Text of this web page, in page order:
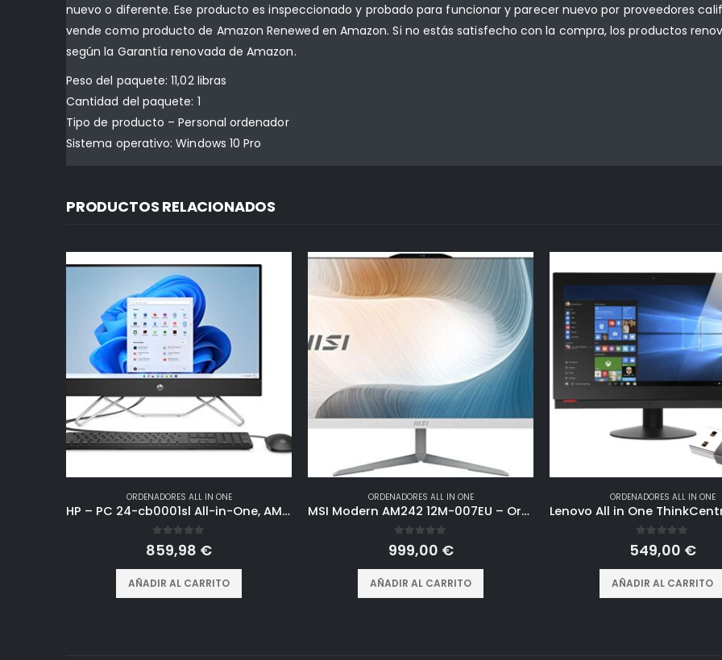
nuevo o diferente. Ese producto es inspeccionado y probado para funcionar y parecer nuevo por proveedores
vende como producto de Amazon Renewed en Amazon. Si no estás satisfecho con la compra, los productos
según la Garantía renovada de Amazon.
Peso del paquete: 11,02 libras
Cantidad del paquete: 1
Tipo de producto – Personal ordenador
Sistema operativo: Windows 10 Pro
PRODUCTOS RELACIONADOS
ORDENADORES ALL IN ONE
HP – PC 24-cb0001sl All-in-One, AMD Ryzen 3 5425U, 8GB RAM DDR4, 512GB SSD NVMe, AMD Radeon integrada, Pantalla FHD IPS, Wi-Fi, Audio Integrado de 2W, Windows 11, Non è Touch, Nero
0out of 5
859,98 €
AÑADIR AL CARRITO
ORDENADORES ALL IN ONE
MSI Modern AM242 12M-007EU – Ordenador de sobremesa All In One 24”, CPU i5-1240P, DDR4 8GB, 512GB, Windows 11 Home, color blanco
0out of 5
999,00 €
AÑADIR AL CARRITO
ORDENADORES ALL IN ONE
0 out of 5
549,00 €
AÑADIR AL CARRITO